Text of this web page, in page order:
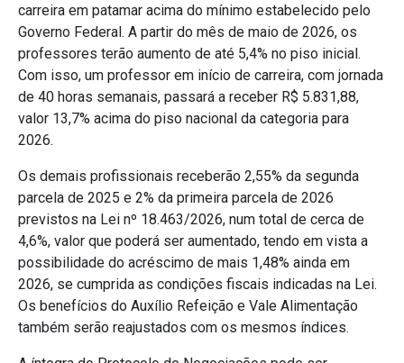
carreira em patamar acima do mínimo estabelecido pelo
Governo Federal. A partir do mês de maio de 2026, os
professores terão aumento de até 5,4% no piso inicial.
Com isso, um professor em início de carreira, com jornada
de 40 horas semanais, passará a receber R$ 5.831,88,
valor 13,7% acima do piso nacional da categoria para
2026.
Os demais profissionais receberão 2,55% da segunda
parcela de 2025 e 2% da primeira parcela de 2026
previstos na Lei nº 18.463/2026, num total de cerca de
4,6%, valor que poderá ser aumentado, tendo em vista a
possibilidade do acréscimo de mais 1,48% ainda em
2026, se cumprida as condições fiscais indicadas na Lei.
Os benefícios do Auxílio Refeição e Vale Alimentação
também serão reajustados com os mesmos índices.